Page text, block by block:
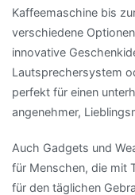
Kaffeemaschine bis
verschiedene
innovative
Lautsprechersystem
perfekt für einen
angenehmer,
Auch Gadgets und
für Menschen, die mit
für den täglichen